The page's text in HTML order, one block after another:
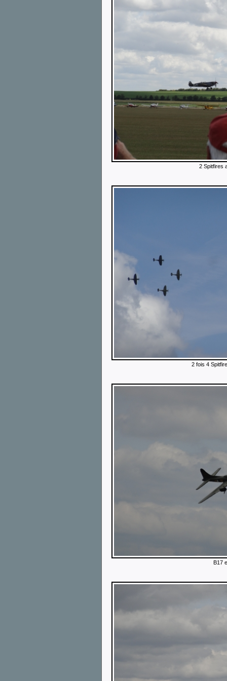
2 Spitfires
2 fois 4
B17